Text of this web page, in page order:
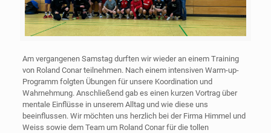
Am vergangenen Samstag durften wir wieder an einem Training
von Roland Conar teilnehmen. Nach einem intensiven Warm-up-
Programm folgten Übungen für unsere Koordination und
Wahrnehmung. Anschließend gab es einen kurzen Vortrag über
mentale Einflüsse in unserem Alltag und wie diese uns
beeinflussen. Wir möchten uns herzlich bei der Firma Himmel und
Weiss sowie dem Team um Roland Conar für die tollen